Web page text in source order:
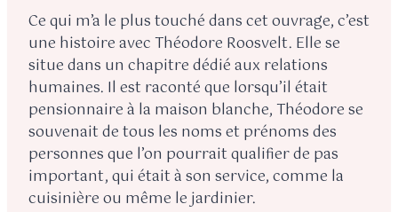
Ce qui m’a le plus touché dans cet ouvrage, c’est
une histoire avec Théodore Roosvelt. Elle se
situe dans un chapitre dédié aux relations
humaines. Il est raconté que lorsqu’il était
pensionnaire à la maison blanche, Théodore se
souvenait de tous les noms et prénoms des
personnes que l’on pourrait qualifier de pas
important, qui était à son service, comme la
cuisinière ou même le jardinier.